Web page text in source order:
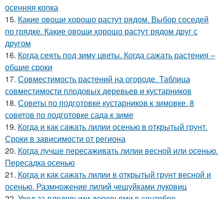
осенняя копка
15. Какие овощи хорошо растут рядом. Выбор соседей
по грядке. Какие овощи хорошо растут рядом друг с
другом
16. Когда сеять под зиму цветы. Когда сажать растения –
общие сроки
17. Совместимость растений на огороде. Таблица
совместимости плодовых деревьев и кустарников
18. Советы по подготовке кустарников к зимовке. 8
советов по подготовке сада к зиме
19. Когда и как сажать лилии осенью в открытый грунт.
Сроки в зависимости от региона
20. Когда лучше пересаживать лилии весной или осенью.
Пересадка осенью
21. Когда и как сажать лилии в открытый грунт весной и
осенью. Размножение лилий чешуйками луковиц